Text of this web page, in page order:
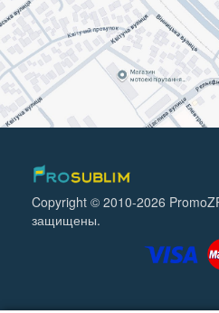
Copyright © 2010-2026
защищены.